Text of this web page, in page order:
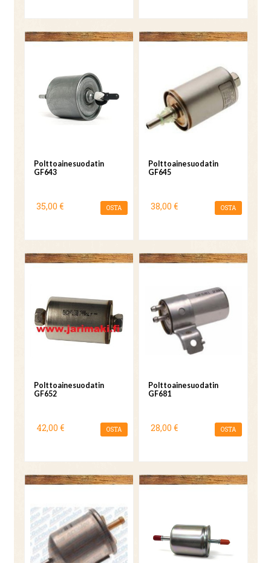
Polttoainesuodatin
GF643
35,00 € OSTA
Polttoainesuodatin
GF645
38,00 € OSTA
Polttoainesuodatin
GF652
42,00 € OSTA
Polttoainesuodatin
GF681
28,00 € OSTA